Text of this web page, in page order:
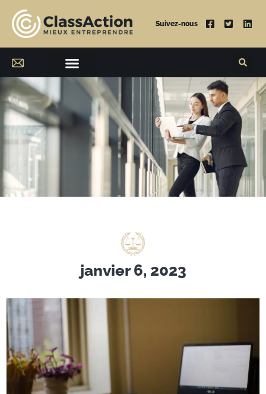
Suivez-nous
janvier 6, 2023